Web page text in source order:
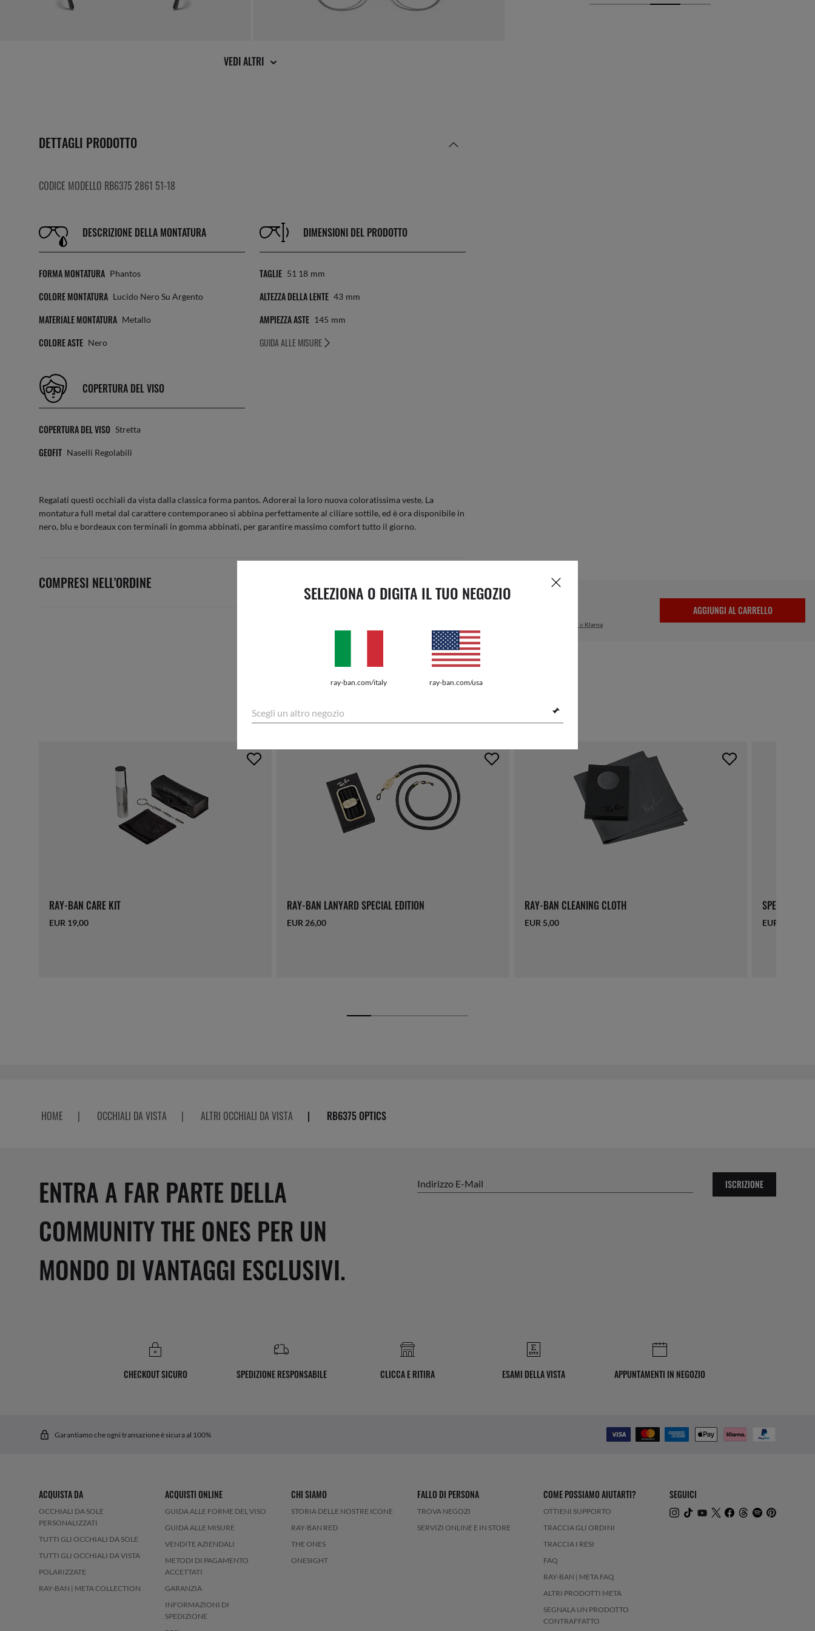
SELEZIONA O DIGITA IL TUO NEGOZIO
ray-ban.com/italy ray-ban.com/usa
Scegli un altro negozio
VEDI ALTRI
DETTAGLI PRODOTTO
CODICE MODELLO RB6375 2861 51-18
DESCRIZIONE DELLA MONTATURA
FORMA MONTATURA Phantos
COLORE MONTATURA Lucido Nero Su Argento
MATERIALE MONTATURA Metallo
COLORE ASTE Nero
DIMENSIONI DEL PRODOTTO
TAGLIE 51 18 Mm
ALTEZZA DELLA LENTE 43 Mm
AMPIEZZA ASTE 145 Mm
GUIDA ALLE MISURE
COPERTURA DEL VISO
COPERTURA DEL VISO Stretta
GEOFIT Naselli Regolabili
Regalati questi occhiali da vista dalla classica forma pantos. Adorerai la loro nuova coloratissima veste. La
montatura full metal dal carattere contemporaneo si abbina perfettamente al ciliare sottile, ed è ora disponibile in
nero, blu e bordeaux con terminali in gomma abbinati, per garantire massimo comfort tutto il giorno.
COMPRESI NELL’ORDINE
o Klarna
AGGIUNGI AL CARRELLO
COMPLETA IL TUO ACQUISTO
RAY-BAN CARE KIT
EUR 19,00
RAY-BAN LANYARD SPECIAL EDITION
EUR 26,00
RAY-BAN CLEANING CLOTH
EUR 5,00
SPECIAL
EUR 21,00
HOME | OCCHIALI DA VISTA | ALTRI OCCHIALI DA VISTA | RB6375 OPTICS
ENTRA A FAR PARTE DELLA
COMMUNITY THE ONES PER UN
MONDO DI VANTAGGI ESCLUSIVI.
Indirizzo E-Mail ISCRIZIONE
CHECKOUT SICURO SPEDIZIONE RESPONSABILE CLICCA E RITIRA ESAMI DELLA VISTA APPUNTAMENTI IN NEGOZIO
Garantiamo che ogni transazione è sicura al 100%
ACQUISTA DA
OCCHIALI DA SOLE
PERSONALIZZATI
TUTTI GLI OCCHIALI DA SOLE
TUTTI GLI OCCHIALI DA VISTA
POLARIZZATE
RAY-BAN | META COLLECTION
ACQUISTI ONLINE
GUIDA ALLE FORME DEL VISO
GUIDA ALLE MISURE
VENDITE AZIENDALI
METODI DI PAGAMENTO
ACCETTATI
GARANZIA
INFORMAZIONI DI
SPEDIZIONE
CHI SIAMO
STORIA DELLE NOSTRE ICONE
RAY-BAN RED
THE ONES
ONESIGHT
FALLO DI PERSONA
TROVA NEGOZI
SERVIZI ONLINE E IN STORE
COME POSSIAMO AIUTARTI?
OTTIENI SUPPORTO
TRACCIA GLI ORDINI
TRACCIA I RESI
FAQ
RAY-BAN | META FAQ
ALTRI PRODOTTI META
SEGNALA UN PRODOTTO
CONTRAFFATTO
SEGUICI